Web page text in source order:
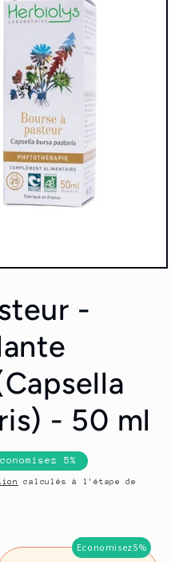
-
- 50 ml
5%
calculés à l'étape de
Economisez5%